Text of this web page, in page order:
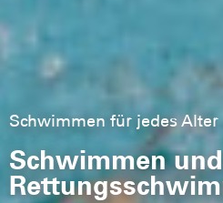
Schutz am Sieverner See
Stark in der
Wasserrettung